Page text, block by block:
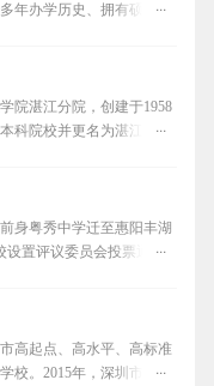
年办学历史、拥有硕士学
院湛江分院，创建于1958
科院校并更名为湛江医学
身粤秀中学迁至惠阳丰湖
置评议委员会投票通
高起点、高水平、高标准
校。2015年，深圳市委市